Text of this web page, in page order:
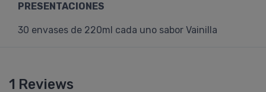
PRESENTACIONES
30 envases de 220ml cada uno sabor Vainilla
1 Reviews